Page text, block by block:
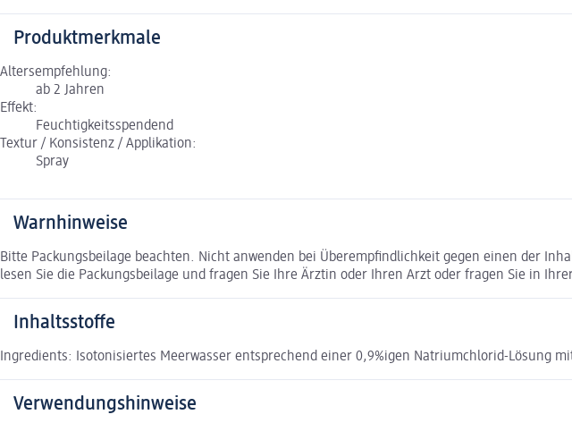
Produktmerkmale
Altersempfehlung:
ab 2 Jahren
Effekt:
Feuchtigkeitsspendend
Textur / Konsistenz / Applikation:
Spray
Warnhinweise
Bitte Packungsbeilage beachten. Nicht anwenden bei Überempfindlichkeit gegen einen der
lesen Sie die Packungsbeilage und fragen Sie Ihre Ärztin oder Ihren Arzt oder fragen Sie in
Inhaltsstoffe
Ingredients: Isotonisiertes Meerwasser entsprechend einer 0,9%igen Natriumchlorid-Lösung
Verwendungshinweise